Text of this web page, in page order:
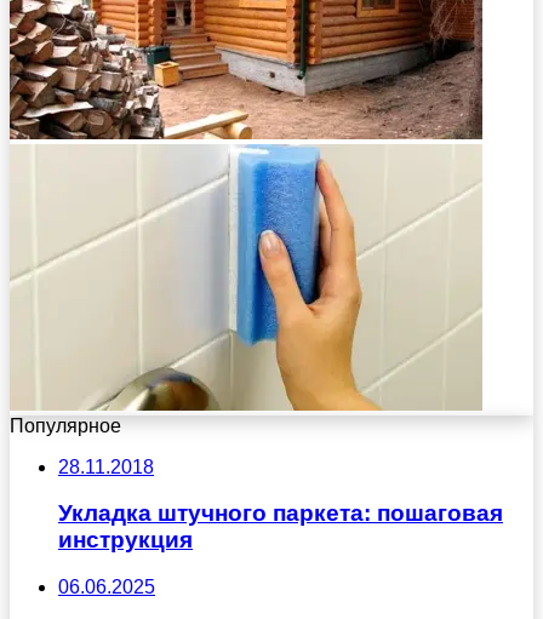
Популярное
28.11.2018
Укладка штучного паркета: пошаговая
инструкция
06.06.2025